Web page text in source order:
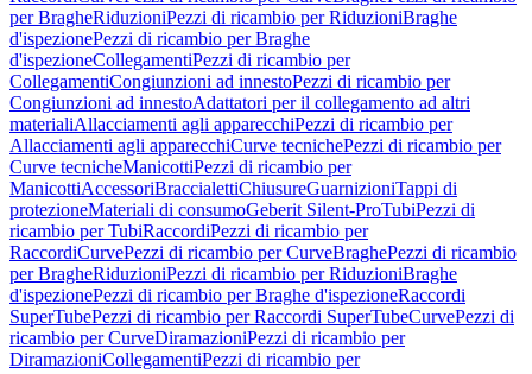
per BragheRiduzioniPezzi di ricambio per RiduzioniBraghe
d'ispezionePezzi di ricambio per Braghe
d'ispezioneCollegamentiPezzi di ricambio per
CollegamentiCongiunzioni ad innestoPezzi di ricambio per
Congiunzioni ad innestoAdattatori per il collegamento ad altri
materialiAllacciamenti agli apparecchiPezzi di ricambio per
Allacciamenti agli apparecchiCurve tecnichePezzi di ricambio per
Curve tecnicheManicottiPezzi di ricambio per
ManicottiAccessoriBraccialettiChiusureGuarnizioniTappi di
protezioneMateriali di consumoGeberit Silent-ProTubiPezzi di
ricambio per TubiRaccordiPezzi di ricambio per
RaccordiCurvePezzi di ricambio per CurveBraghePezzi di ricambio
per BragheRiduzioniPezzi di ricambio per RiduzioniBraghe
d'ispezionePezzi di ricambio per Braghe d'ispezioneRaccordi
SuperTubePezzi di ricambio per Raccordi SuperTubeCurvePezzi di
ricambio per CurveDiramazioniPezzi di ricambio per
DiramazioniCollegamentiPezzi di ricambio per